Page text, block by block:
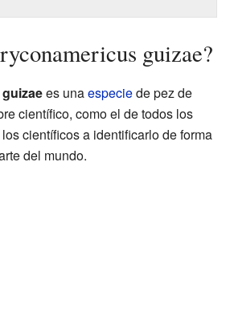
guizae?
es unaespeciede pez de
científico, como el de todos los
científicos a identificarlo de forma
del mundo.